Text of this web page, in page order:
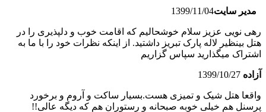
مدیر سایت1399/11/04
رهی نویی عزیز سلام خوشحالیم که اقامت خوب و دلپذیری را در
هتل بینظیر لاله پارک تبریز داشتید. از اینکه نظرات خود را با ما به
اشتراک میگذارید سپاس گزاریم
آزاده 1399/10/27
واقعا هتل شیک و تمیزی هست.بسیار ساکت و آروم و برخورد
پرسنل هم خیلی خوبه صبحانه و رستوران هم که دیگه عالی!!